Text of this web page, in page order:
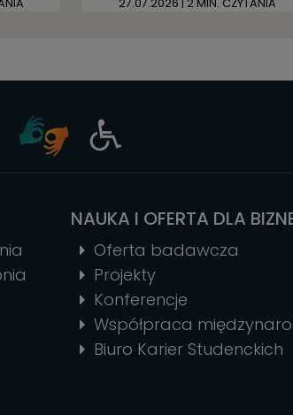
27.07.2026 | 2 MIN. CZYTANIA
NAUKA I OFERTA DLA
Oferta badawcza
Projekty
Konferencje
Współpraca
Biuro Karier Studenckich